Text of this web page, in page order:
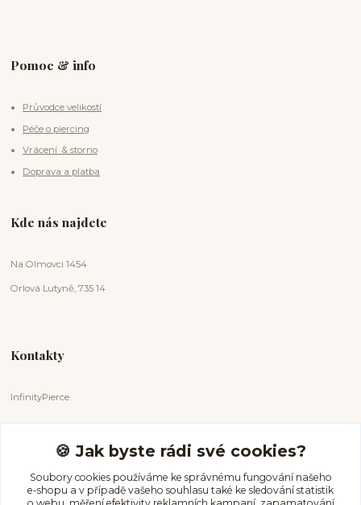
Pomoc & info
Průvodce velikostí
Péče o piercing
Vrácení & storno
Doprava a platba
Kde nás najdete
Na Olmovci 1454
Orlová Lutyně, 735 14
Kontakty
InfinityPierce
+420 731 681 038
(Po-Ne, 9-18 hod.)
info@infinitypierce.cz
🍪 Jak byste rádi své cookies?
Soubory cookies používáme ke správnému fungování našeho
e-shopu a v případě vašeho souhlasu také ke sledování statistik